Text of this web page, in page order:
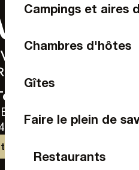
Campings et aires
Chambres d'hôtes
Gîtes
Faire le plein de
Restaurants
- 53000 Laval
46 46
nous